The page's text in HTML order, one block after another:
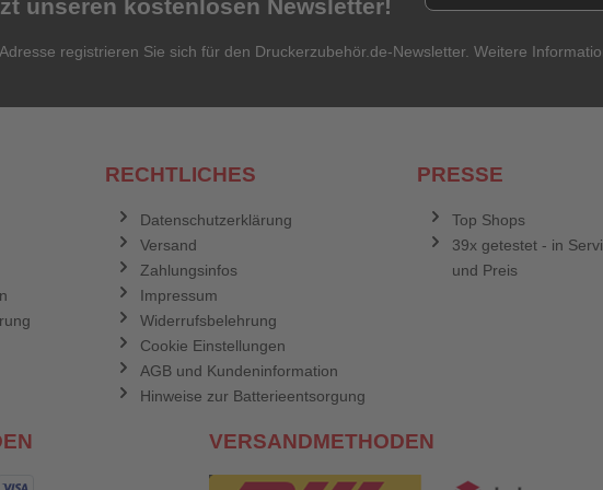
unseren kostenlosen Newsletter!
registrieren Sie sich für den Druckerzubehör.de-Newsletter. Weitere
RECHTLICHES
Datenschutzerklärung
Versand
Zahlungsinfos
Impressum
Widerrufsbelehrung
Cookie Einstellungen
AGB und Kundeninformation
Hinweise zur Batterieentsorgung
PRESSE
Top Shops
39x getestet - in
und Preis
VERSANDMETHODEN